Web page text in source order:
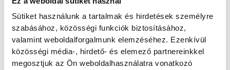
Sütiket használunk a tartalmak és hirdetések személyre
szabásához, közösségi funkciók biztosításához,
valamint weboldalforgalmunk elemzéséhez. Ezenkívül
közösségi média-, hirdető- és elemező partnereinkkel
megosztjuk az Ön weboldalhasználatra vonatkozó